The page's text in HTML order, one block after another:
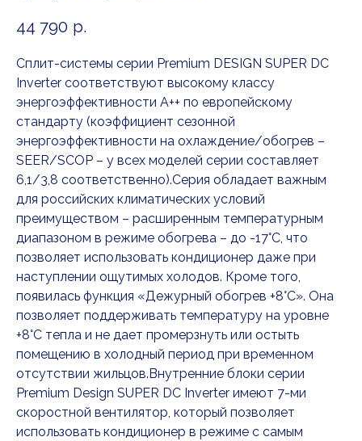
44 790 р.
Сплит-системы серии Premium DESIGN SUPER DC
Inverter соответствуют высокому классу
энергоэффективности A++ по европейскому
стандарту (коэффициент сезонной
энергоэффективности на охлаждение/обогрев –
SEER/SCOP – у всех моделей серии составляет
6,1/3,8 соответственно).Серия обладает важным
для российских климатических условий
преимуществом – расширенным температурным
диапазоном в режиме обогрева – до -17°С, что
позволяет использовать кондиционер даже при
наступлении ощутимых холодов. Кроме того,
появилась функция «Дежурный обогрев +8°С». Она
позволяет поддерживать температуру на уровне
+8°С тепла и не дает промерзнуть или остыть
помещению в холодный период при временном
отсутствии жильцов.Внутренние блоки серии
Premium Design SUPER DC Inverter имеют 7-ми
скоростной вентилятор, который позволяет
использовать кондиционер в режиме с самым